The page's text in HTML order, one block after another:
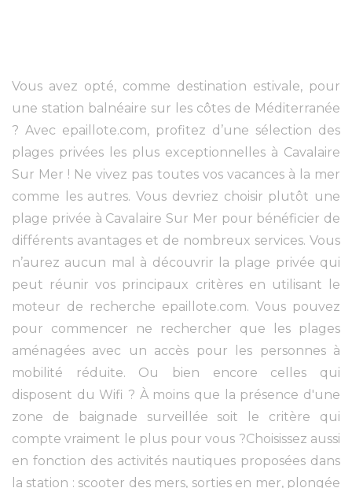
Vous avez opté, comme destination estivale, pour
une station balnéaire sur les côtes de Méditerranée
? Avec epaillote.com, profitez d’une sélection des
plages privées les plus exceptionnelles à Cavalaire
Sur Mer ! Ne vivez pas toutes vos vacances à la mer
comme les autres. Vous devriez choisir plutôt une
plage privée à Cavalaire Sur Mer pour bénéficier de
différents avantages et de nombreux services. Vous
n’aurez aucun mal à découvrir la plage privée qui
peut réunir vos principaux critères en utilisant le
moteur de recherche epaillote.com. Vous pouvez
pour commencer ne rechercher que les plages
aménagées avec un accès pour les personnes à
mobilité réduite. Ou bien encore celles qui
disposent du Wifi ? À moins que la présence d'une
zone de baignade surveillée soit le critère qui
compte vraiment le plus pour vous ?Choisissez aussi
en fonction des activités nautiques proposées dans
la station : scooter des mers, sorties en mer, plongée